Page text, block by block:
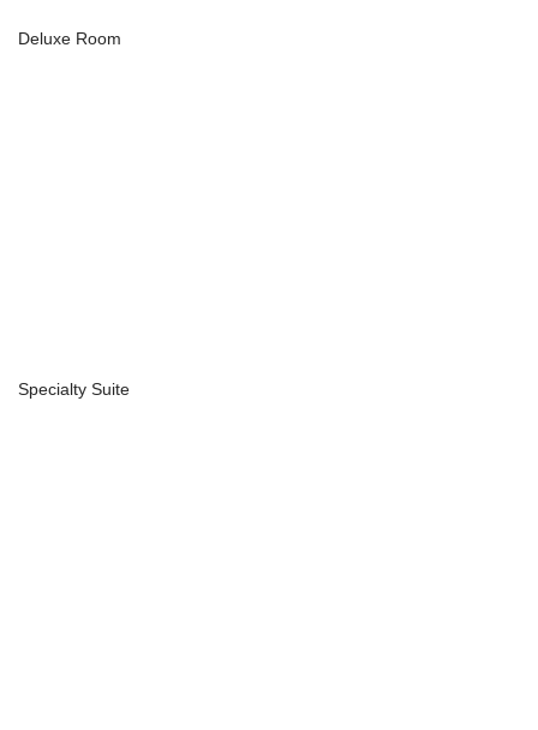
Deluxe Room
Specialty Suite